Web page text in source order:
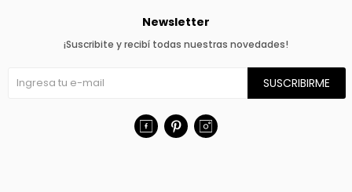
Newsletter
¡Suscribite y recibí todas nuestras novedades!
SUSCRIBIRME
  